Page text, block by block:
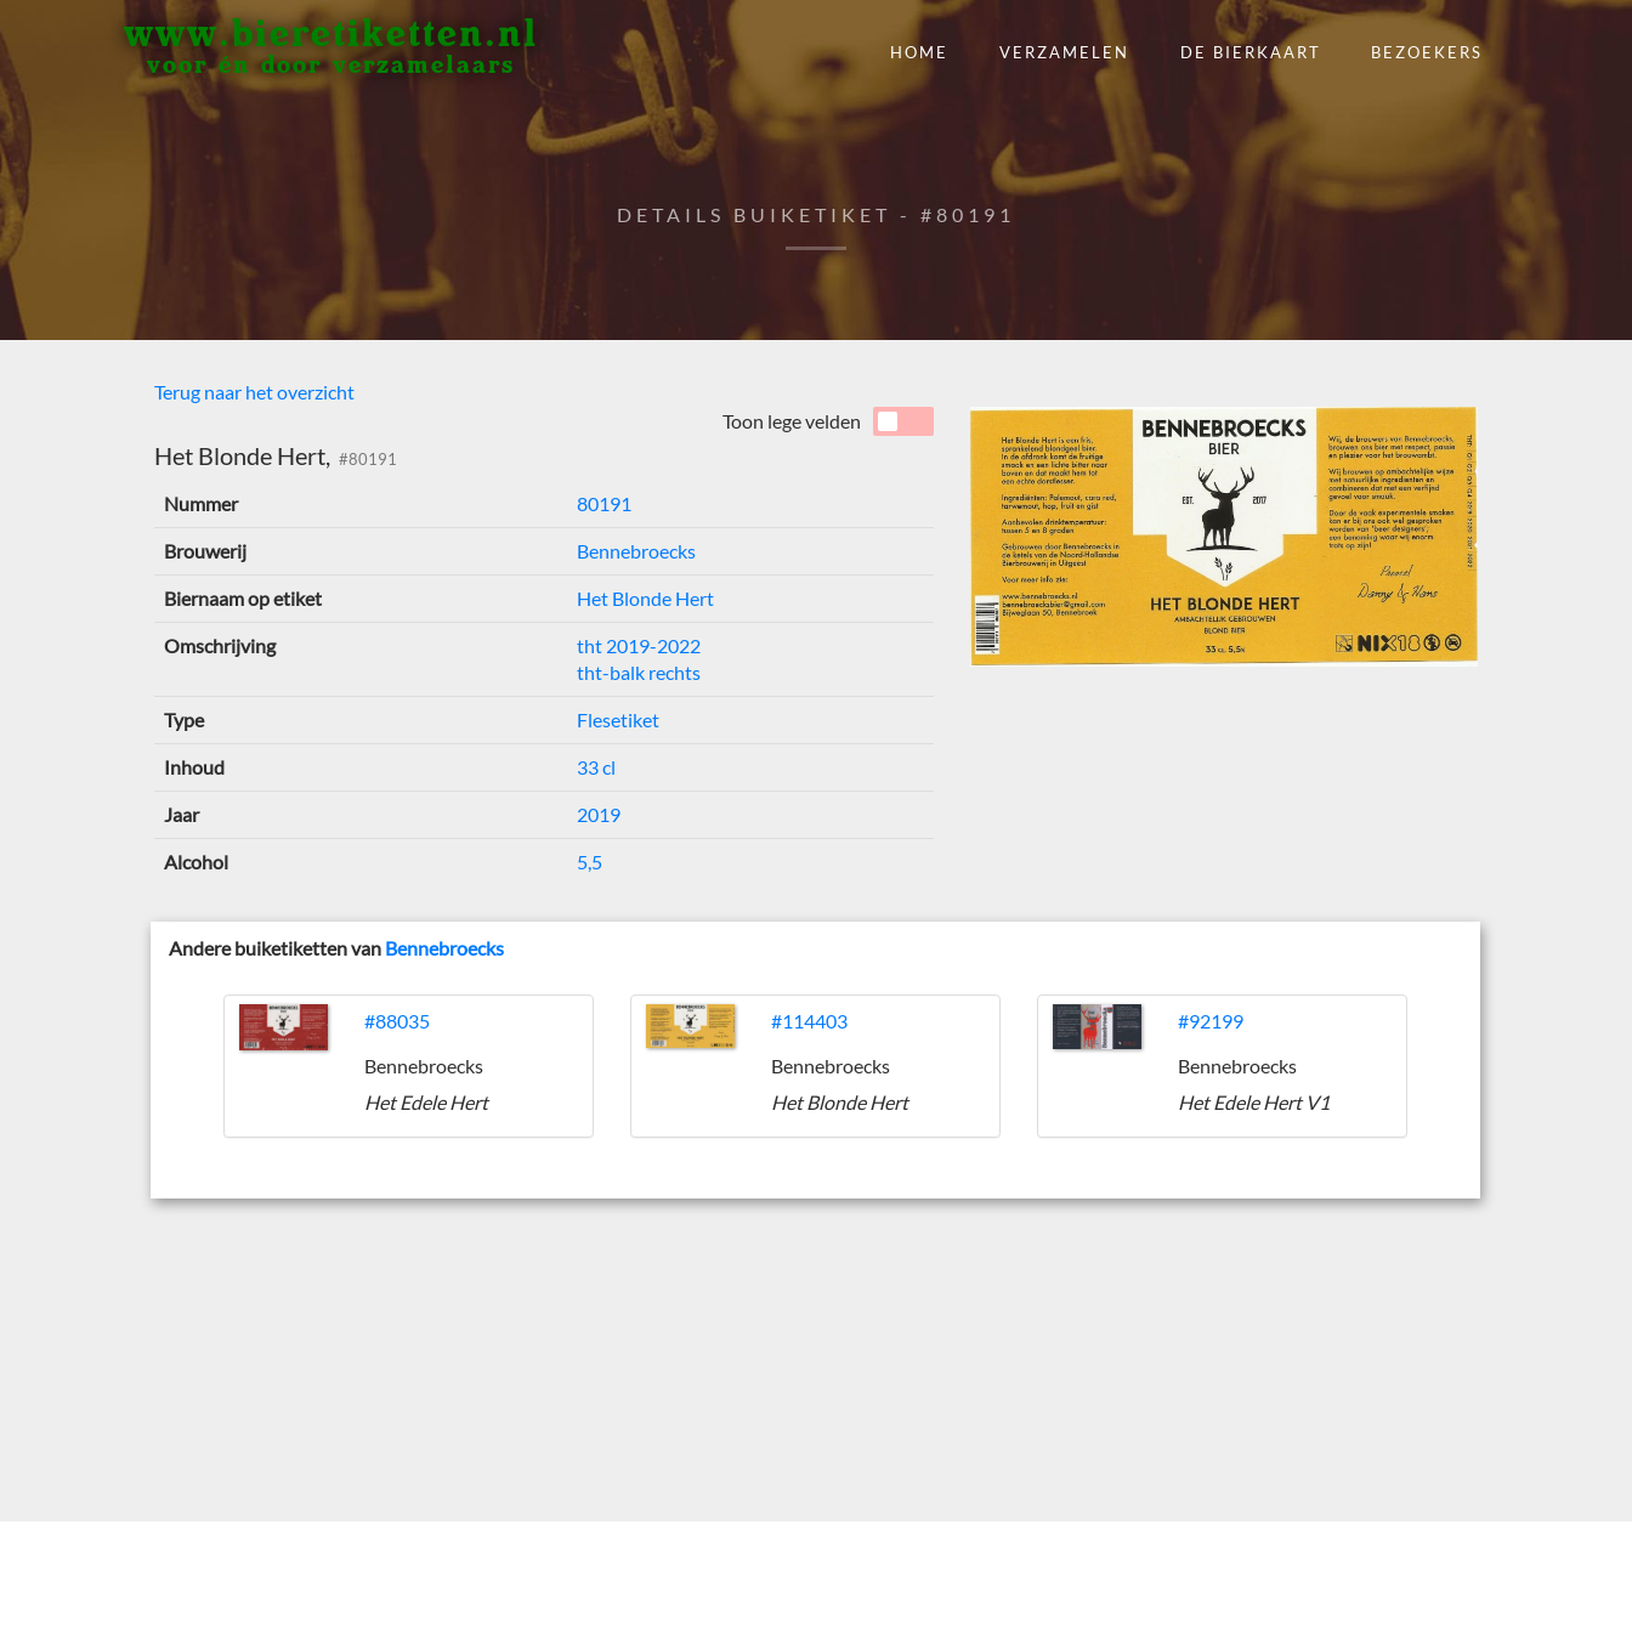
www.bieretiketten.nl
voor én door verzamelaars
HOME VERZAMELEN DE BIERKAART BEZOEKERS
DETAILS BUIKETIKET - #80191
Terug naar het overzicht
Het Blonde Hert, #80191
Toon lege velden
Nummer 80191
Brouwerij Bennebroecks
Biernaam op etiket Het Blonde Hert
Omschrijving
tht 2019-2022
tht-balk rechts
Type Flesetiket
Inhoud 33 cl
Jaar 2019
Alcohol 5,5
Andere buiketiketten van Bennebroecks
#88035
Bennebroecks
Het Edele Hert
#114403
Bennebroecks
Het Blonde Hert
#92199
Bennebroecks
Het Edele Hert V1